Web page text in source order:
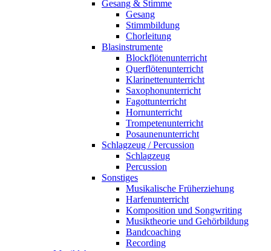
Gesang & Stimme
Gesang
Stimmbildung
Chorleitung
Blasinstrumente
Blockflötenunterricht
Querflötenunterricht
Klarinettenunterricht
Saxophonunterricht
Fagottunterricht
Hornunterricht
Trompetenunterricht
Posaunenunterricht
Schlagzeug / Percussion
Schlagzeug
Percussion
Sonstiges
Musikalische Früherziehung
Harfenunterricht
Komposition und Songwriting
Musiktheorie und Gehörbildung
Bandcoaching
Recording